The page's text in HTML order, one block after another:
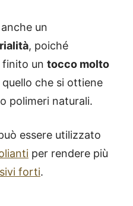
un
, poiché
un tocco molto
che si ottiene
polimeri naturali.
essere utilizzato
per rendere più
forti.